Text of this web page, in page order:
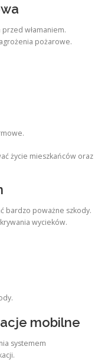
włamaniem.
pożarowe.
życie mieszkańców oraz
bardzo poważne szkody.
wycieków.
mobilne
systemem